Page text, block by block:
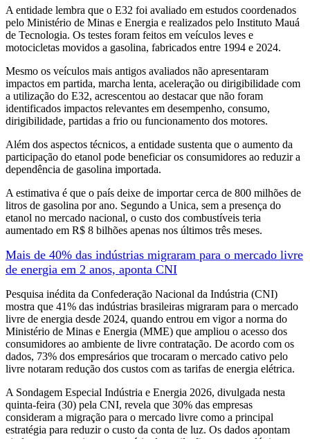
A entidade lembra que o E32 foi avaliado em estudos coordenados
pelo Ministério de Minas e Energia e realizados pelo Instituto Mauá
de Tecnologia. Os testes foram feitos em veículos leves e
motocicletas movidos a gasolina, fabricados entre 1994 e 2024.
Mesmo os veículos mais antigos avaliados não apresentaram
impactos em partida, marcha lenta, aceleração ou dirigibilidade com
a utilização do E32, acrescentou ao destacar que não foram
identificados impactos relevantes em desempenho, consumo,
dirigibilidade, partidas a frio ou funcionamento dos motores.
Além dos aspectos técnicos, a entidade sustenta que o aumento da
participação do etanol pode beneficiar os consumidores ao reduzir a
dependência de gasolina importada.
A estimativa é que o país deixe de importar cerca de 800 milhões de
litros de gasolina por ano. Segundo a Unica, sem a presença do
etanol no mercado nacional, o custo dos combustíveis teria
aumentado em R$ 8 bilhões apenas nos últimos três meses.
Mais de 40% das indústrias migraram para o mercado livre
de energia em 2 anos, aponta CNI
Pesquisa inédita da Confederação Nacional da Indústria (CNI)
mostra que 41% das indústrias brasileiras migraram para o mercado
livre de energia desde 2024, quando entrou em vigor a norma do
Ministério de Minas e Energia (MME) que ampliou o acesso dos
consumidores ao ambiente de livre contratação. De acordo com os
dados, 73% dos empresários que trocaram o mercado cativo pelo
livre notaram redução dos custos com as tarifas de energia elétrica.
A Sondagem Especial Indústria e Energia 2026, divulgada nesta
quinta-feira (30) pela CNI, revela que 30% das empresas
consideram a migração para o mercado livre como a principal
estratégia para reduzir o custo da conta de luz. Os dados apontam